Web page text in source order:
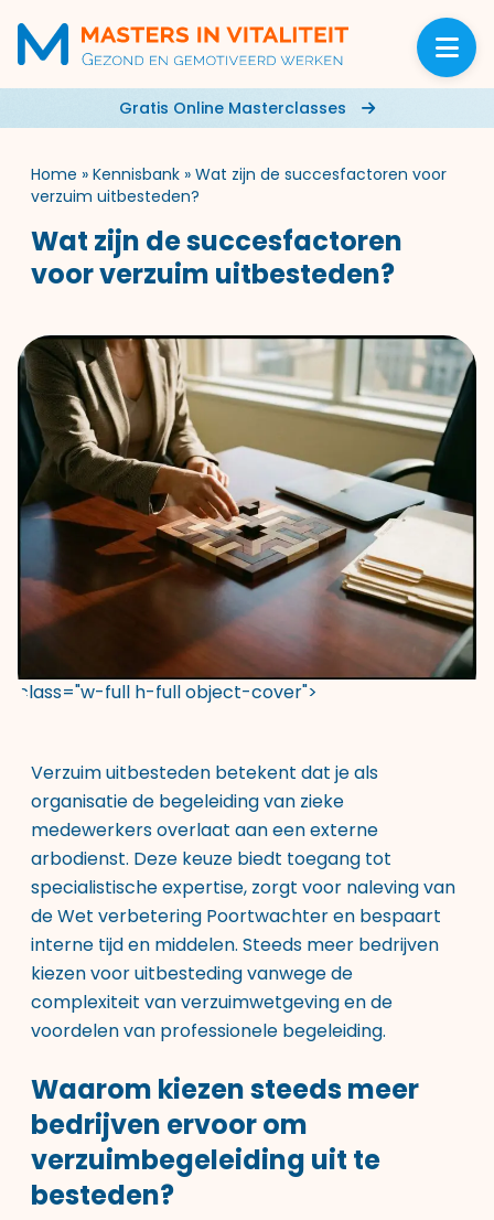
Gratis Online Masterclasses
Home » Kennisbank » Wat zijn de succesfactoren voor
verzuim uitbesteden?
Wat zijn de succesfactoren
voor verzuim uitbesteden?
class="w-full h-full object-cover">
Verzuim uitbesteden betekent dat je als
organisatie de begeleiding van zieke
medewerkers overlaat aan een externe
arbodienst. Deze keuze biedt toegang tot
specialistische expertise, zorgt voor naleving van
de Wet verbetering Poortwachter en bespaart
interne tijd en middelen. Steeds meer bedrijven
kiezen voor uitbesteding vanwege de
complexiteit van verzuimwetgeving en de
voordelen van professionele begeleiding.
Waarom kiezen steeds meer
bedrijven ervoor om
verzuimbegeleiding uit te
besteden?